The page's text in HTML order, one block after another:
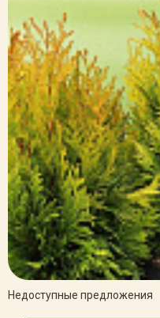
Недоступные предложения